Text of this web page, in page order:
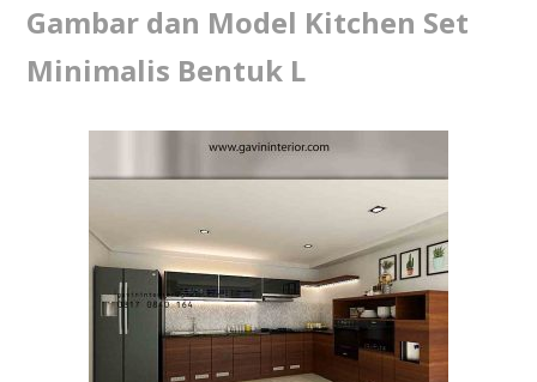
Gambar dan Model Kitchen Set
Minimalis Bentuk L